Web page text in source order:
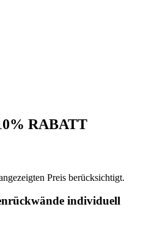
RABATT
Preis berücksichtigt.
individuell